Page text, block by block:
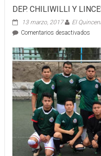
DEP. CHILIWILLI Y
13 marzo, 2017
El
Comentarios desactivadosen
Y
FC
–
6